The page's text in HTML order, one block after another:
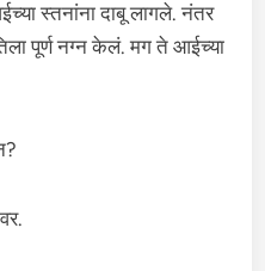
स्तनांना दाबू लागले. नंतर
पूर्ण नग्न केलं. मग ते आईच्या